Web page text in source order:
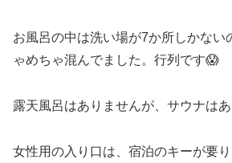
お風呂の中は洗い場が7か所しかない
ゃめちゃ混んでました。行列です😱
露天風呂はありませんが、サウナはあ
女性用の入り口は、宿泊のキーが要